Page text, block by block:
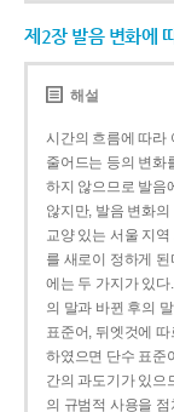
제2장 발음 변화에
해설
시간의 흐름에 따라
줄어드는 등의 변화
하지 않으므로 발음
않지만, 발음 변화
교양 있는 서울 지
를 새로이 정하게
에는 두 가지가 있
의 말과 바뀐 후의
표준어, 뒤엣것에
하였으면 단수 표준
간의 과도기가 있으
의 규범적 사용을